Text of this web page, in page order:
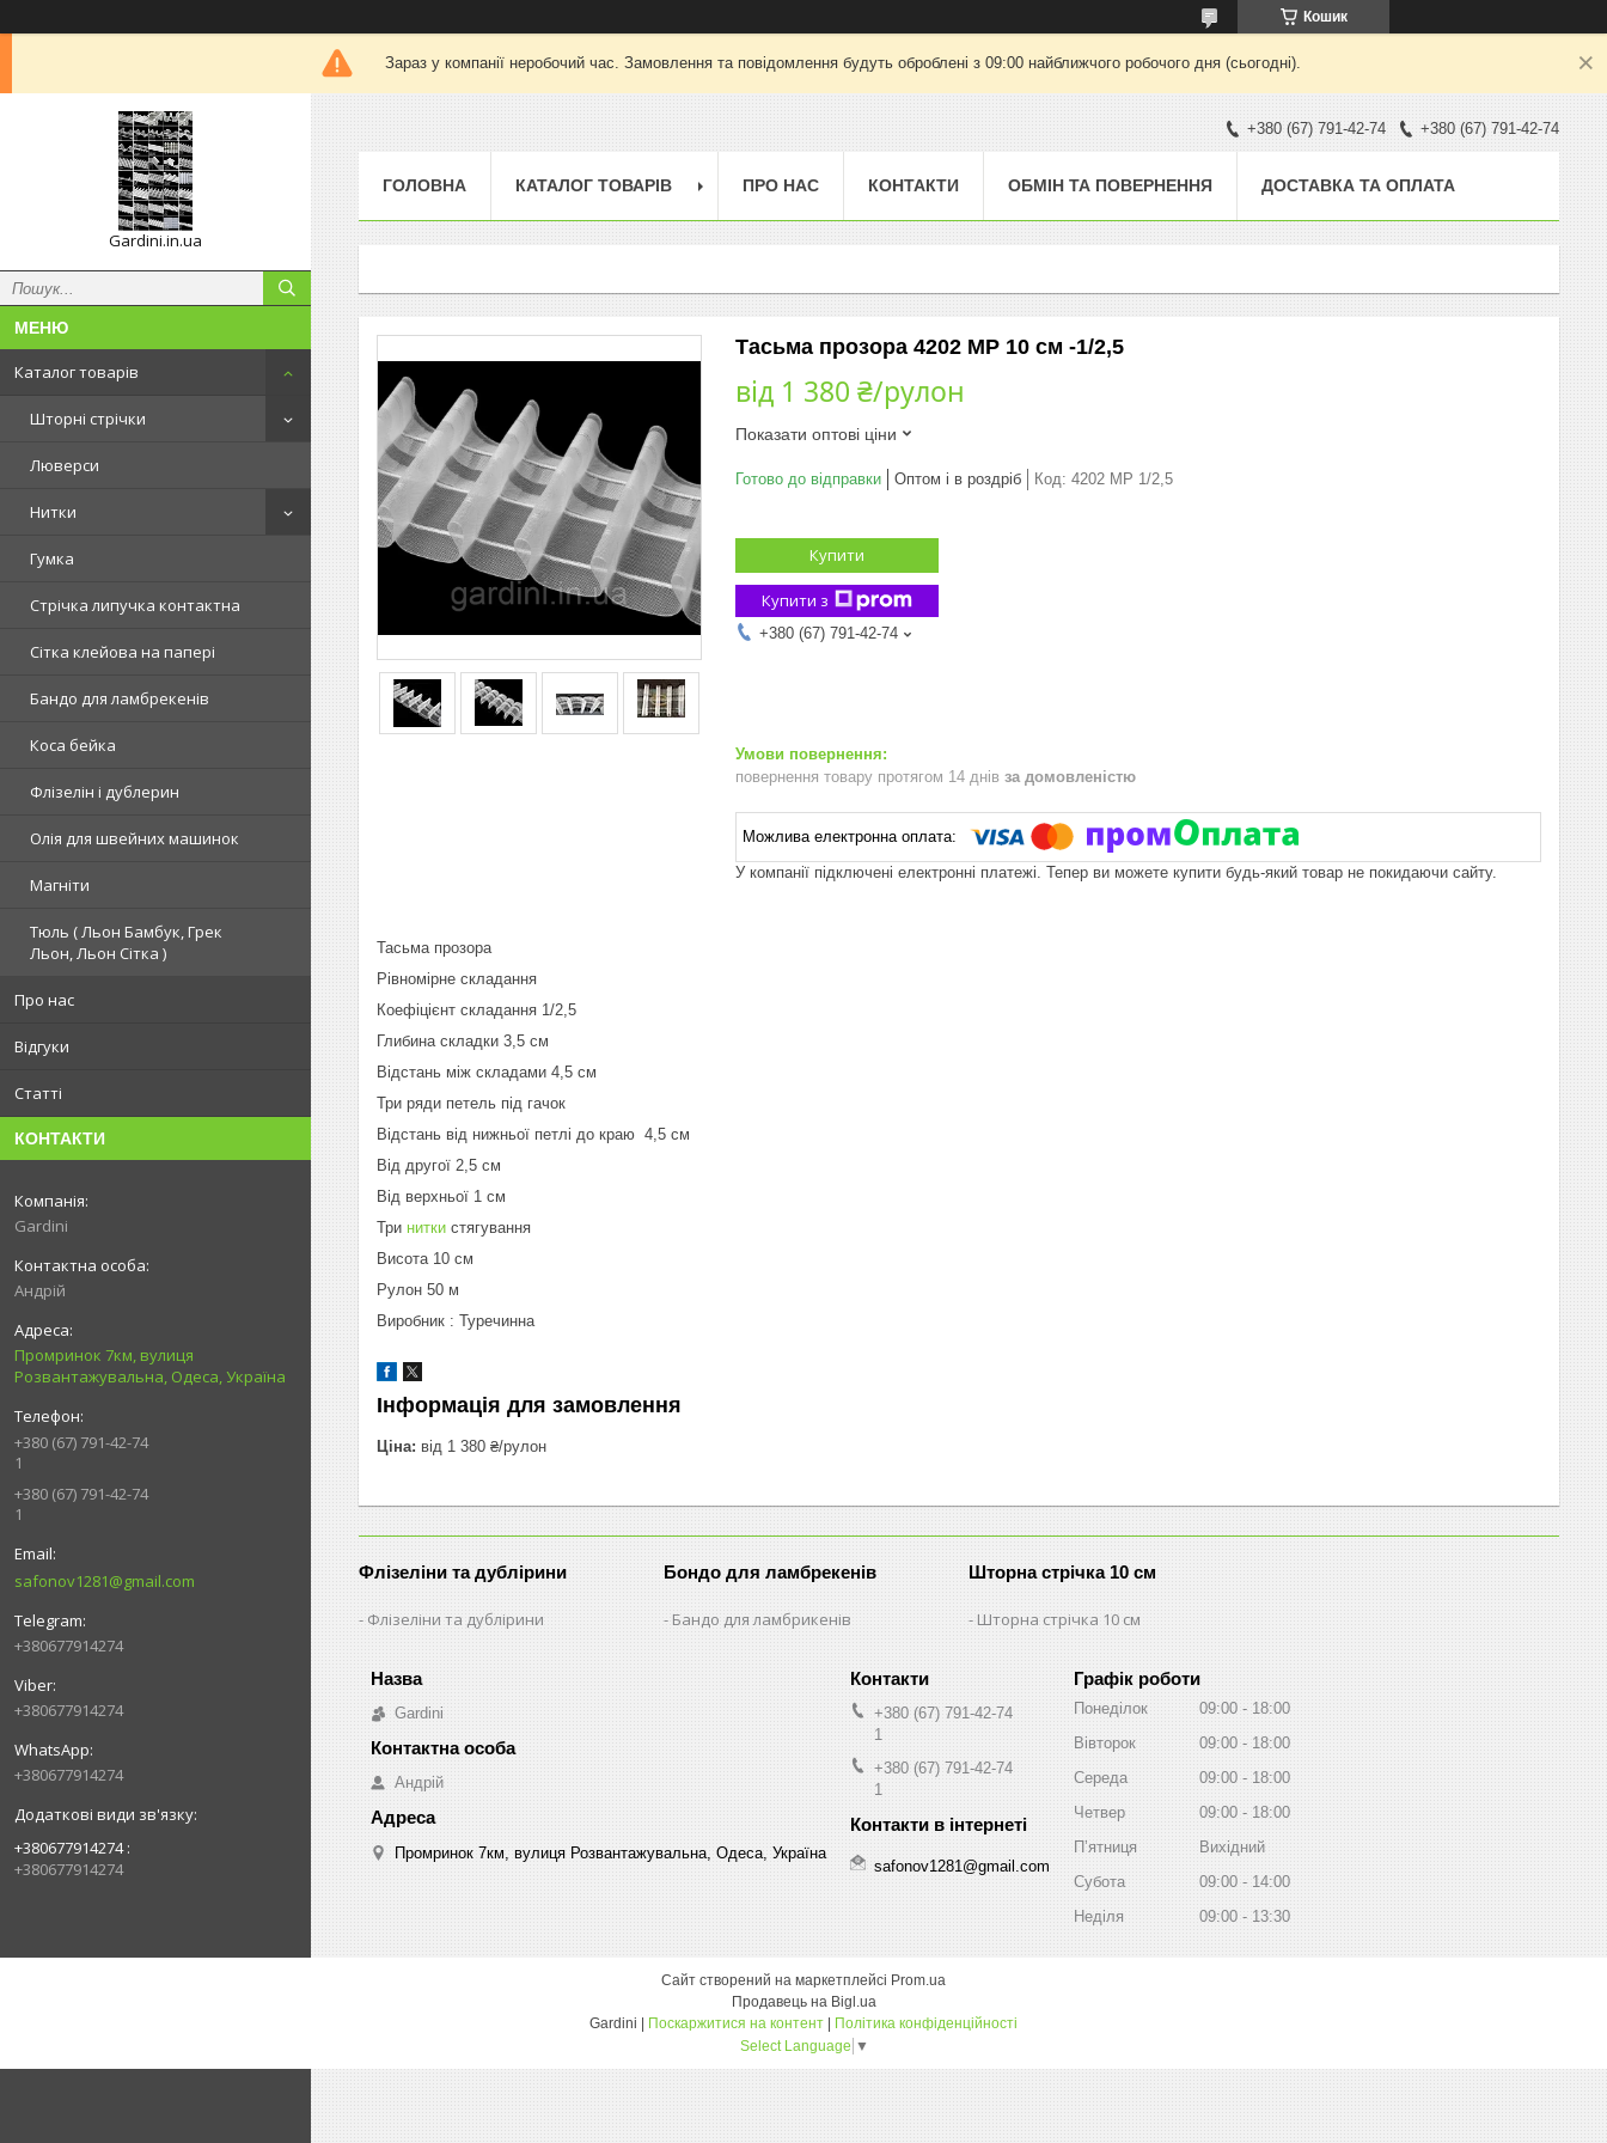
Кошик
Зараз у компанії неробочий час. Замовлення та повідомлення будуть оброблені з 09:00 найближчого робочого дня (сьогодні).
Gardini.in.ua
Каталог товарів
Шторні стрічки
Люверси
Нитки
Гумка
Стрічка липучка контактна
Сітка клейова на папері
Бандо для ламбрекенів
Коса бейка
Флізелін і дублерин
Олія для швейних машинок
Магніти
Тюль ( Льон Бамбук, Грек
Льон, Льон Сітка )
Про нас
Відгуки
Статті
КОНТАКТИ
Gardini
Андрій
Промринок 7км, вулиця
Розвантажувальна, Одеса, Україна
+380 (67) 791-42-74
1
+380 (67) 791-42-74
1
safonov1281@gmail.com
+380677914274
+380677914274
+380677914274
+380677914274
+380677914274
+380 (67) 791-42-74 +380 (67) 791-42-74
ГОЛОВНА КАТАЛОГ ТОВАРІВ ПРО НАС КОНТАКТИ ОБМІН ТА ПОВЕРНЕННЯ ДОСТАВКА ТА ОПЛАТА
Тасьма прозора 4202 МР 10 см -1/2,5
від 1 380 ₴/рулон
Показати оптові ціни
Готово до відправки Оптом і в роздріб Код: 4202 МР 1/2,5
Купити
Купити з
+380 (67) 791-42-74
повернення товару протягом 14 днів за домовленістю
У компанії підключені електронні платежі. Тепер ви можете купити будь-який товар не покидаючи сайту.
Тасьма прозора
Рівномірне складання
Коефіцієнт складання 1/2,5
Глибина складки 3,5 см
Відстань між складами 4,5 см
Три ряди петель під гачок
Відстань від нижньої петлі до краю 4,5 см
Від другої 2,5 см
Від верхньої 1 см
Три нитки стягування
Висота 10 см
Рулон 50 м
Виробник : Туречинна
Інформація для замовлення
Ціна: від 1 380 ₴/рулон
Флізеліни та дублірини
Флізеліни та дублірини
Бондо для ламбрекенів
Бандо для ламбрикенів
Шторна стрічка 10 см
Шторна стрічка 10 см
Gardini
Андрій
Промринок 7км, вулиця Розвантажувальна, Одеса, Україна
+380 (67) 791-42-74
1
+380 (67) 791-42-74
1
safonov1281@gmail.com
Графік роботи
Понеділок 09:00
18:00
Вівторок
09:00
18:00
Середа
09:00
18:00
Четвер
09:00
18:00
Пʼятниця
Вихідний
Субота
09:00
14:00
Неділя
09:00 13:30
Сайт створений на маркетплейсі Prom.ua
Продавець на Bigl.ua
Поскаржитися на контент
Політика конфіденційності
Select Language ▼